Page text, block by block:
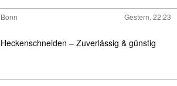
Bonn Gestern, 22:23
Heckenschneiden – Zuverlässig & günstig